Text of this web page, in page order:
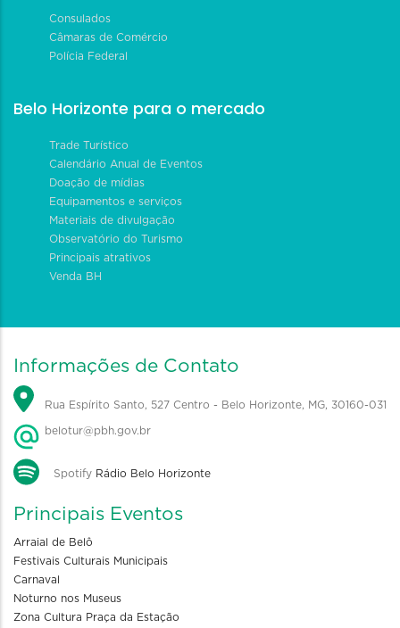
Consulados
Câmaras de Comércio
Polícia Federal
Belo Horizonte para o mercado
Trade Turístico
Calendário Anual de Eventos
Doação de mídias
Equipamentos e serviços
Materiais de divulgação
Observatório do Turismo
Principais atrativos
Venda BH
Informações de Contato
Rua Espírito Santo, 527 Centro - Belo Horizonte, MG, 30160-031
belotur@pbh.gov.br
Spotify Rádio Belo Horizonte
Principais Eventos
Arraial de Belô
Festivais Culturais Municipais
Carnaval
Noturno nos Museus
Zona Cultura Praça da Estação